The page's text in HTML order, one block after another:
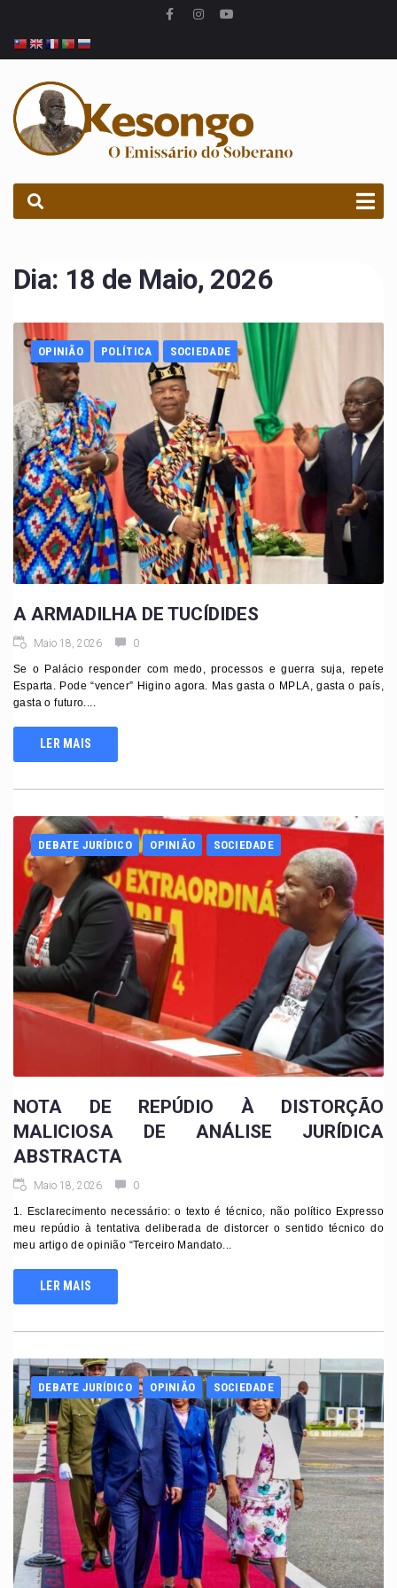
Dia: 18 de Maio, 2026
OPINIÃO POLÍTICA SOCIEDADE
A ARMADILHA DE TUCÍDIDES
Maio 18, 2026 0
Se o Palácio responder com medo, processos e guerra suja, repete
Esparta. Pode “vencer” Higino agora. Mas gasta o MPLA, gasta o país,
gasta o futuro....
LER MAIS
DEBATE JURÍDICO OPINIÃO SOCIEDADE
NOTA DE REPÚDIO À DISTORÇÃO
MALICIOSA DE ANÁLISE JURÍDICA
ABSTRACTA
Maio 18, 2026 0
1. Esclarecimento necessário: o texto é técnico, não político Expresso
meu repúdio à tentativa deliberada de distorcer o sentido técnico do
meu artigo de opinião “Terceiro Mandato...
LER MAIS
DEBATE JURÍDICO OPINIÃO SOCIEDADE
PROCURAR